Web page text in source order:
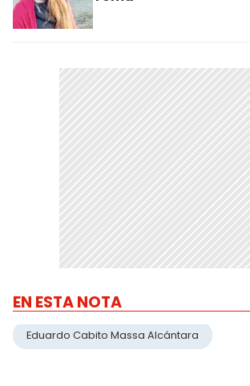
EN ESTA NOTA
Eduardo Cabito Massa Alcántara